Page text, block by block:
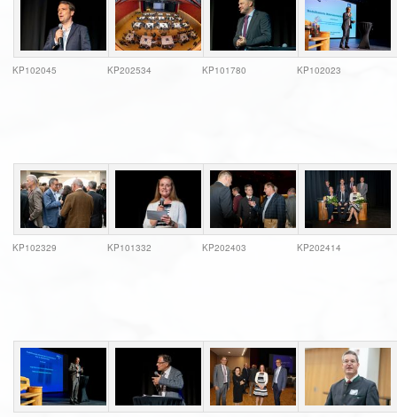
KP102045 KP202534 KP101780 KP102023
KP102329 KP101332 KP202403 KP202414